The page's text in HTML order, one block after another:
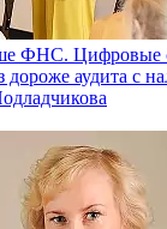
ФНС. Цифровые
аудита с